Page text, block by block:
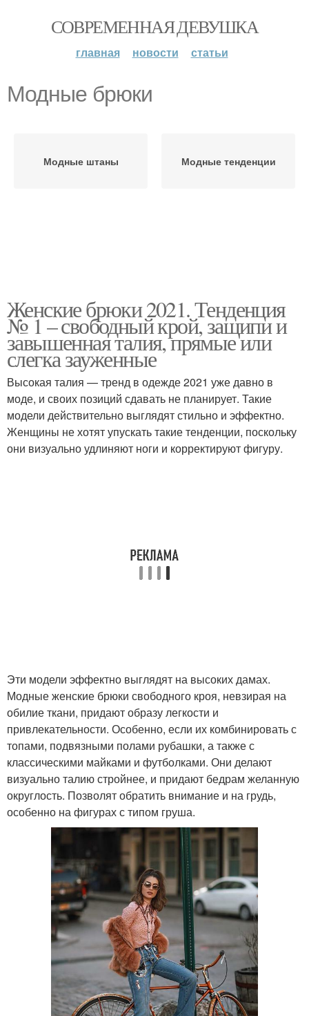
СОВРЕМЕННАЯ ДЕВУШКА
главная новости статьи
Модные брюки
Модные штаны Модные тенденции
Женские брюки 2021. Тенденция
№ 1 – свободный крой, защипи и
завышенная талия, прямые или
слегка зауженные
Высокая талия — тренд в одежде 2021 уже давно в
моде, и своих позиций сдавать не планирует. Такие
модели действительно выглядят стильно и эффектно.
Женщины не хотят упускать такие тенденции, поскольку
они визуально удлиняют ноги и корректируют фигуру.
Эти модели эффектно выглядят на высоких дамах.
Модные женские брюки свободного кроя, невзирая на
обилие ткани, придают образу легкости и
привлекательности. Особенно, если их комбинировать с
топами, подвязными полами рубашки, а также с
классическими майками и футболками. Они делают
визуально талию стройнее, и придают бедрам желанную
округлость. Позволят обратить внимание и на грудь,
особенно на фигурах с типом груша.